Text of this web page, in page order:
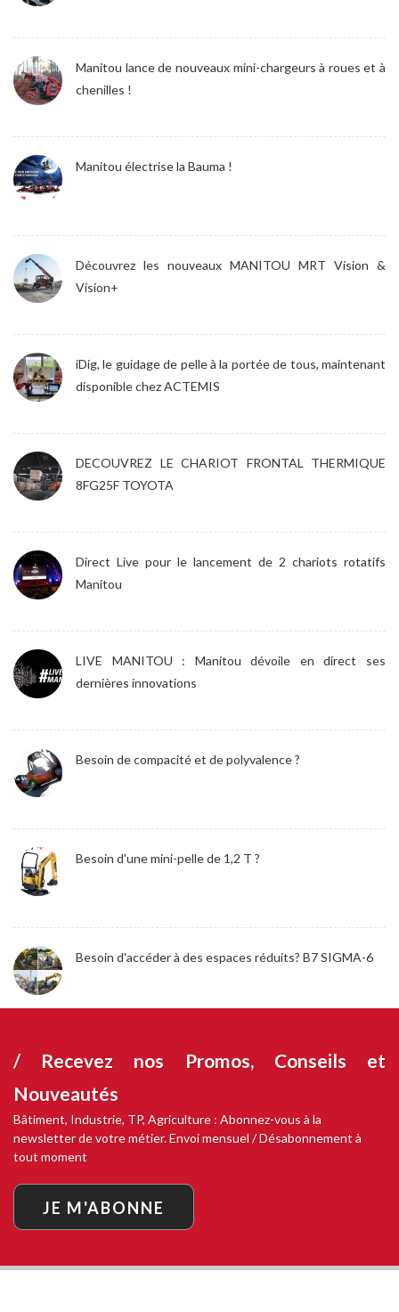
Manitou lance de nouveaux mini-chargeurs à roues et à
chenilles !
Manitou électrise la Bauma !
Découvrez les nouveaux MANITOU MRT Vision &
Vision+
iDig, le guidage de pelle à la portée de tous, maintenant
disponible chez ACTEMIS
DECOUVREZ LE CHARIOT FRONTAL THERMIQUE
8FG25F TOYOTA
Direct Live pour le lancement de 2 chariots rotatifs
Manitou
LIVE MANITOU : Manitou dévoile en direct ses
dernières innovations
Besoin de compacité et de polyvalence ?
Besoin d'une mini-pelle de 1,2 T ?
Besoin d'accéder à des espaces réduits? B7 SIGMA-6
/ Recevez nos Promos, Conseils et
Nouveautés
Bâtiment, Industrie, TP, Agriculture : Abonnez-vous à la
newsletter de votre métier. Envoi mensuel / Désabonnement à
tout moment
JE M'ABONNE